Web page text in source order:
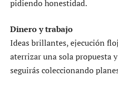
pidiendo honestidad.
Dinero y trabajo
Ideas brillantes, ejecución
aterrizar una sola propuesta
seguirás coleccionando